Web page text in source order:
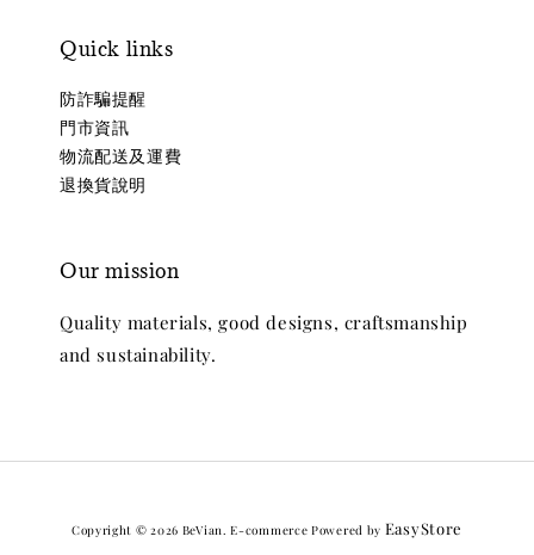
Quick links
防詐騙提醒
門市資訊
物流配送及運費
退換貨說明
Our mission
Quality materials, good designs, craftsmanship
and sustainability.
Copyright © 2026 BeVian. E-commerce Powered by EasyStore